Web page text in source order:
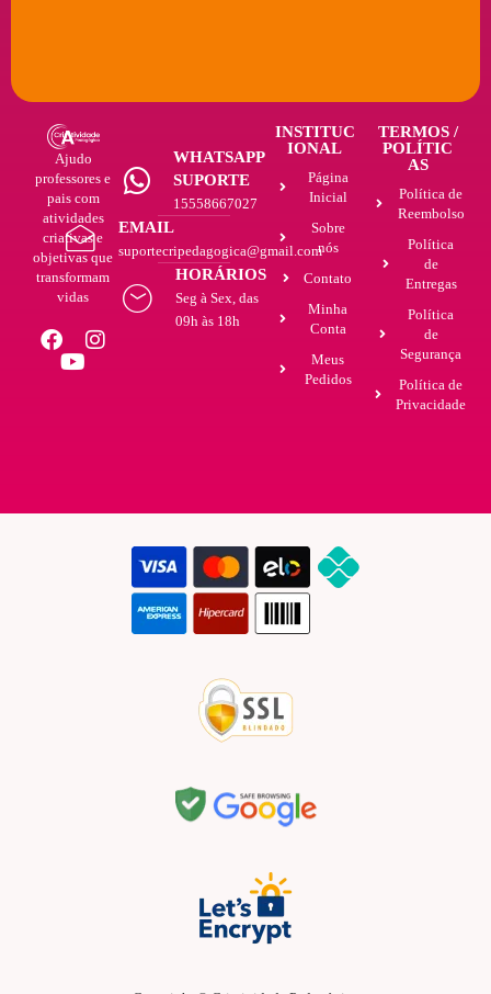
Ajudo
professores e
pais com
atividades
criativas e
objetivas que
transformam
vidas
WHATSAPP
SUPORTE
15558667027
EMAIL
suportecripedagogica@gmail.com
HORÁRIOS
Seg à Sex, das
09h às 18h
INSTITUC
IONAL
Página
Inicial
Sobre
nós
Contato
Minha
Conta
Meus
Pedidos
TERMOS /
POLÍTIC
AS
Política de
Reembolso
Política
de
Entregas
Política
de
Segurança
Política de
Privacidade